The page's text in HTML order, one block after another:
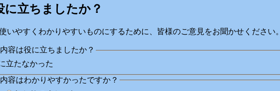
に立ちましたか？
いやすくわかりやすいものにするために、皆様のご意見をお聞かせください。
容は役に立ちましたか？
立たなかった
容はわかりやすかったですか？